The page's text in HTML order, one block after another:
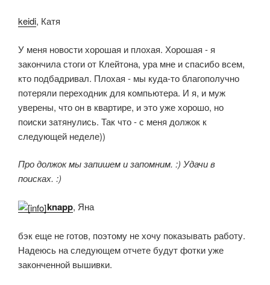
keidi, Катя
У меня новости хорошая и плохая. Хорошая - я
закончила стоги от Клейтона, ура мне и спасибо всем,
кто подбадривал. Плохая - мы куда-то благополучно
потеряли переходник для компьютера. И я, и муж
уверены, что он в квартире, и это уже хорошо, но
поиски затянулись. Так что - с меня должок к
следующей неделе))
Про должок мы запишем и запомним. :) Удачи в
поисках. :)
knapp, Яна
бэк еще не готов, поэтому не хочу показывать работу.
Надеюсь на следующем отчете будут фотки уже
законченной вышивки.